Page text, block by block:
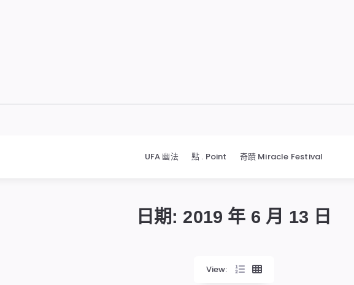
UFA 幽法 點 . Point 奇蹟 Miracle Festival
日期: 2019 年 6 月 13 日
View: